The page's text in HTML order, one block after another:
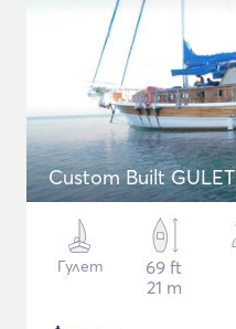
Custom Built GULET
Гулет
69 ft
21 m